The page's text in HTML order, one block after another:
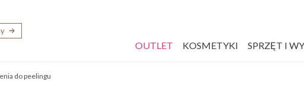
OUTLET KOSMETYKI SPRZĘT I
do peelingu